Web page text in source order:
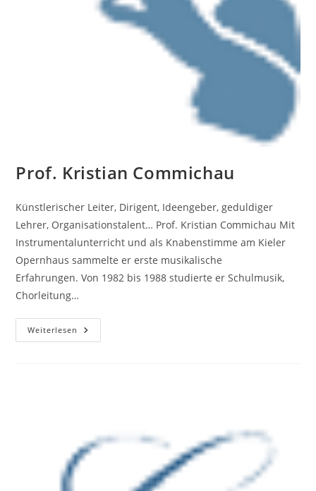
Prof. Kristian Commichau
Künstlerischer Leiter, Dirigent, Ideengeber, geduldiger
Lehrer, Organisationstalent… Prof. Kristian Commichau Mit
Instrumentalunterricht und als Knabenstimme am Kieler
Opernhaus sammelte er erste musikalische
Erfahrungen. Von 1982 bis 1988 studierte er Schulmusik,
Chorleitung…
Weiterlesen Prof.
Kristian